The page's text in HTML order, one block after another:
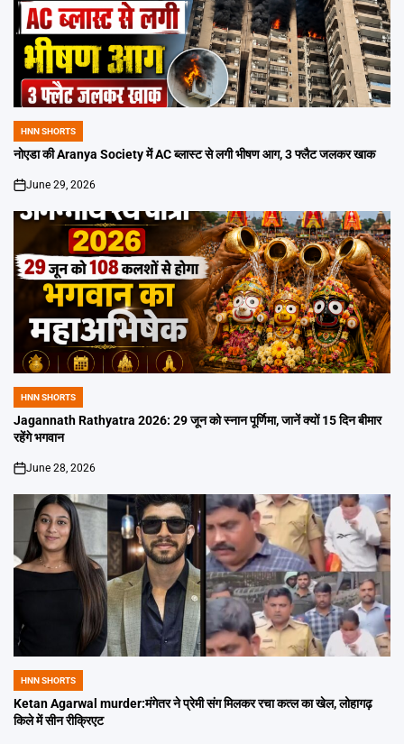
POSTED
IN
HNN SHORTS
नोएडा की Aranya Society में AC ब्लास्ट से लगी भीषण आग, 3 फ्लैट जलकर खाक
on
June 29, 2026
POSTED
IN
HNN SHORTS
Jagannath Rathyatra 2026: 29 जून को स्नान पूर्णिमा, जानें क्यों 15 दिन बीमार
रहेंगे भगवान
on
June 28, 2026
POSTED
IN
HNN SHORTS
Ketan Agarwal murder:मंगेतर ने प्रेमी संग मिलकर रचा कत्ल का खेल, लोहागढ़
किले में सीन रीक्रिएट